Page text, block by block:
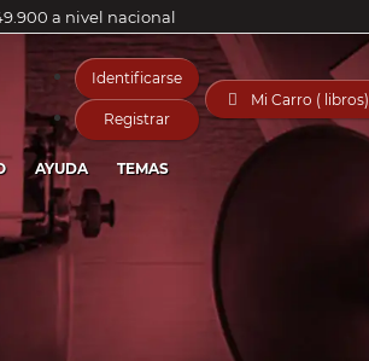
a nivel nacional
Identificarse
Registrar
 Mi Carro ( libros)
AYUDA TEMAS